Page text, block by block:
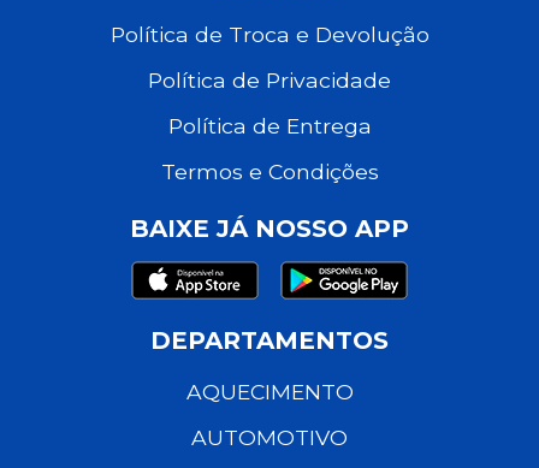
Política de Troca e Devolução
Política de Privacidade
Política de Entrega
Termos e Condições
BAIXE JÁ NOSSO APP
DEPARTAMENTOS
AQUECIMENTO
AUTOMOTIVO